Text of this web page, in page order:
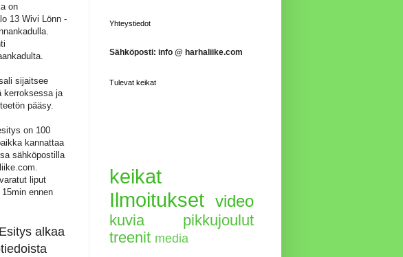
on
13 Wivi Lönn -
sijaitsee
kerroksessa ja
pääsy.
on 100
kannattaa
sähköpostilla
liput
ennen
alkaa
Yhteystiedot
Sähköposti: info @ harhaliike.com
Tulevat keikat
keikat
Ilmoitukset video
kuvia
pikkujoulut
treenit media